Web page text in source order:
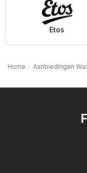
Etos
Home Aanbiedingen